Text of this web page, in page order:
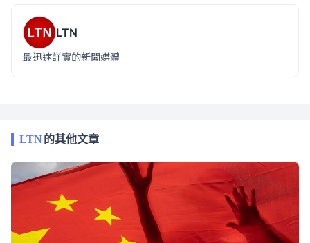
LTN
最迅速詳實的新聞媒體
LTN的其他文章